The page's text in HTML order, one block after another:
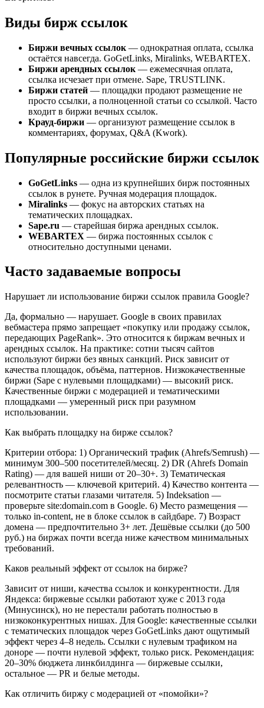
Виды бирж ссылок
Биржи вечных ссылок — однократная оплата, ссылка
остаётся навсегда. GoGetLinks, Miralinks, WEBARTEX.
Биржи арендных ссылок — ежемесячная оплата,
ссылка исчезает при отмене. Sape, TRUSTLINK.
Биржи статей — площадки продают размещение не
просто ссылки, а полноценной статьи со ссылкой. Часто
входит в биржи вечных ссылок.
Крауд-биржи — организуют размещение ссылок в
комментариях, форумах, Q&A (Kwork).
Популярные российские биржи ссылок
GoGetLinks — одна из крупнейших бирж постоянных
ссылок в рунете. Ручная модерация площадок.
Miralinks — фокус на авторских статьях на
тематических площадках.
Sape.ru — старейшая биржа арендных ссылок.
WEBARTEX — биржа постоянных ссылок с
относительно доступными ценами.
Часто задаваемые вопросы
Нарушает ли использование биржи ссылок правила Google?
Да, формально — нарушает. Google в своих правилах
вебмастера прямо запрещает «покупку или продажу ссылок,
передающих PageRank». Это относится к биржам вечных и
арендных ссылок. На практике: сотни тысяч сайтов
используют биржи без явных санкций. Риск зависит от
качества площадок, объёма, паттернов. Низкокачественные
биржи (Sape с нулевыми площадками) — высокий риск.
Качественные биржи с модерацией и тематическими
площадками — умеренный риск при разумном
использовании.
Как выбрать площадку на бирже ссылок?
Критерии отбора: 1) Органический трафик (Ahrefs/Semrush) —
минимум 300–500 посетителей/месяц. 2) DR (Ahrefs Domain
Rating) — для вашей ниши от 20–30+. 3) Тематическая
релевантность — ключевой критерий. 4) Качество контента —
посмотрите статьи глазами читателя. 5) Indeksation —
проверьте site:domain.com в Google. 6) Место размещения —
только in-content, не в блоке ссылок в сайдбаре. 7) Возраст
домена — предпочтительно 3+ лет. Дешёвые ссылки (до 500
руб.) на биржах почти всегда ниже качеством минимальных
требований.
Каков реальный эффект от ссылок на бирже?
Зависит от ниши, качества ссылок и конкурентности. Для
Яндекса: биржевые ссылки работают хуже с 2013 года
(Минусинск), но не перестали работать полностью в
низкоконкурентных нишах. Для Google: качественные ссылки
с тематических площадок через GoGetLinks дают ощутимый
эффект через 4–8 недель. Ссылки с нулевым трафиком на
доноре — почти нулевой эффект, только риск. Рекомендация:
20–30% бюджета линкбилдинга — биржевые ссылки,
остальное — PR и белые методы.
Как отличить биржу с модерацией от «помойки»?